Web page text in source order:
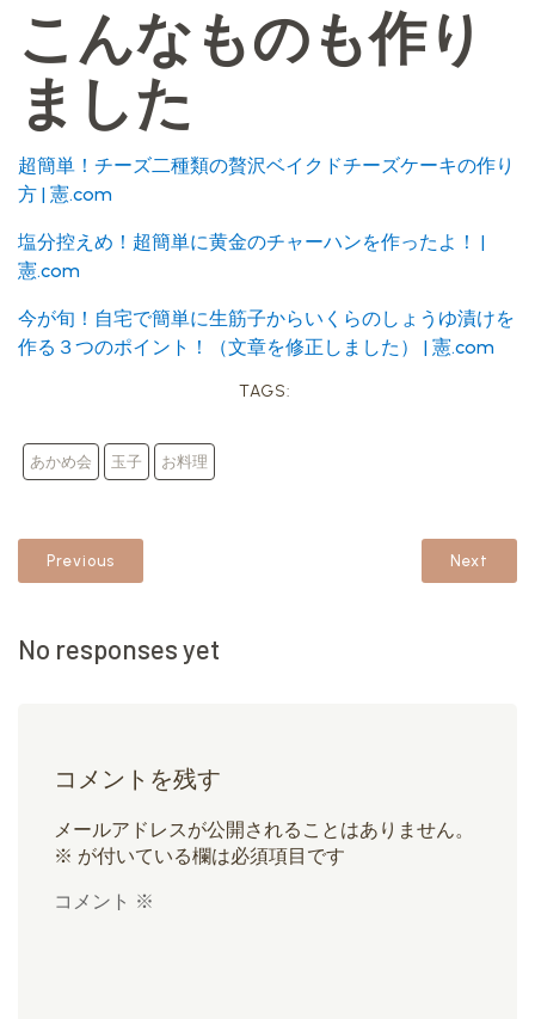
こんなものも作り
ました
超簡単！チーズ二種類の贅沢ベイクドチーズケーキの作り
方 | 憲.com
塩分控えめ！超簡単に黄金のチャーハンを作ったよ！ |
憲.com
今が旬！自宅で簡単に生筋子からいくらのしょうゆ漬けを
作る３つのポイント！（文章を修正しました） | 憲.com
TAGS:
あかめ会 玉子 お料理
Previous Next
No responses yet
コメントを残す
メールアドレスが公開されることはありません。
※ が付いている欄は必須項目です
コメント ※